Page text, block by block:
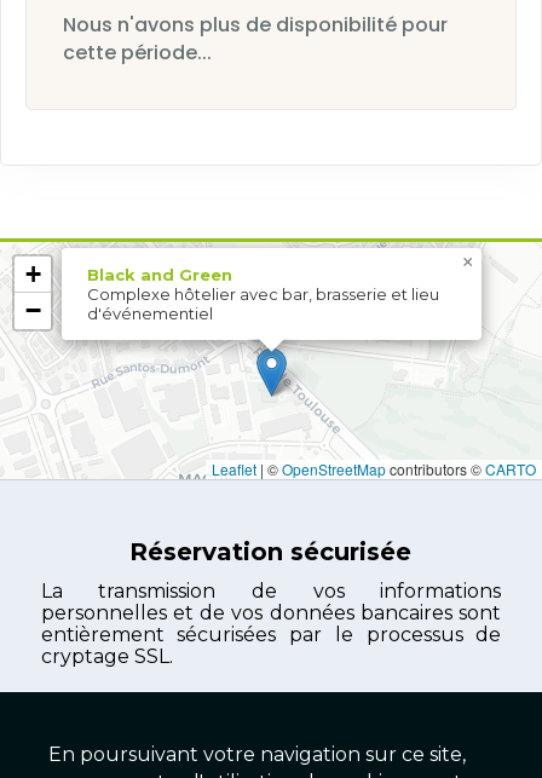
Nous n'avons plus de disponibilité pour
cette période...
Black and Green
Complexe hôtelier avec bar, brasserie et lieu
d'événementiel
×
+
−
Leaflet | ©OpenStreetMapcontributors ©CARTO
Réservation sécurisée
La transmission de vos informations
personnelles et de vos données bancaires sont
entièrement sécurisées par le processus de
cryptage SSL.
En poursuivant votre navigation sur ce site,